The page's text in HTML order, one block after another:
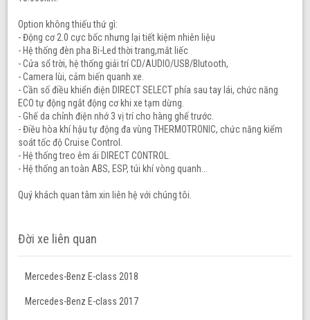
Option không thiếu thứ gì:
- Động cơ 2.0 cực bốc nhưng lại tiết kiệm nhiên liệu
- Hệ thống đèn pha Bi-Led thời trang,mắt liếc
- Cửa sổ trời, hệ thống giải trí CD/AUDIO/USB/Blutooth,
- Camera lùi, cảm biến quanh xe.
- Cần số điều khiển điện DIRECT SELECT phía sau tay lái, chức năng
ECO tự động ngắt động cơ khi xe tạm dừng.
- Ghế da chỉnh điện nhớ 3 vị trí cho hàng ghế trước.
- Điều hòa khí hậu tự động đa vùng THERMOTRONIC, chức năng kiểm
soát tốc độ Cruise Control.
- Hệ thống treo êm ái DIRECT CONTROL.
- Hệ thống an toàn ABS, ESP, túi khí vòng quanh...
Quý khách quan tâm xin liên hệ với chúng tôi.
Đời xe liên quan
Mercedes-Benz E-class 2018
Mercedes-Benz E-class 2017